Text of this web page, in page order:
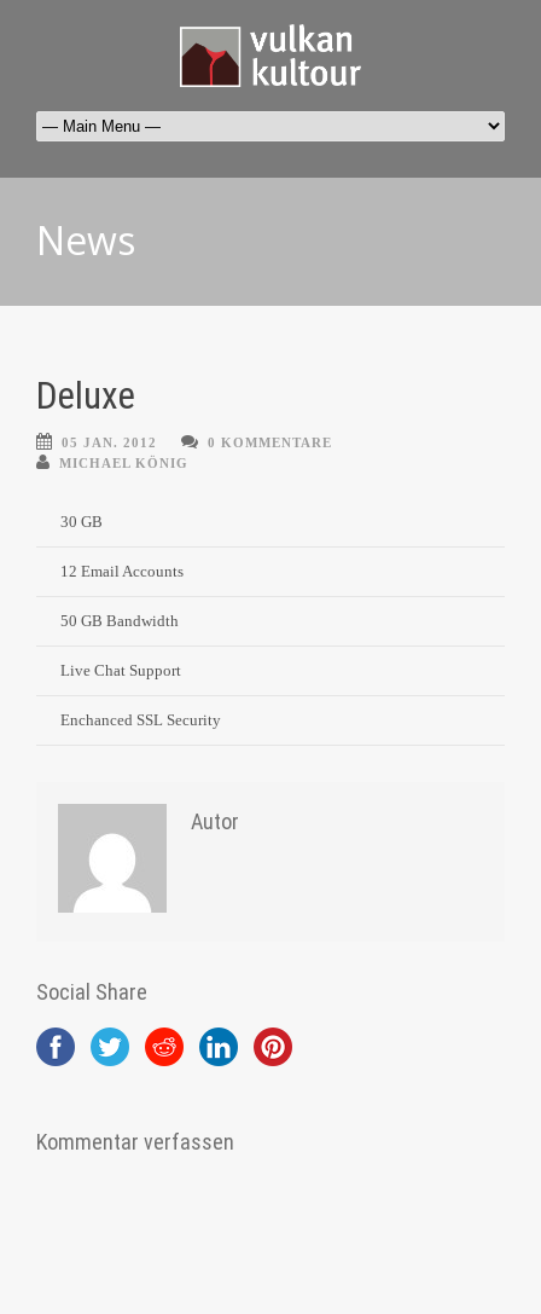
News
Deluxe
05 JAN. 2012
0 KOMMENTARE
MICHAEL KÖNIG
30 GB
12 Email Accounts
50 GB Bandwidth
Live Chat Support
Enchanced SSL Security
Autor
Social Share
Kommentar verfassen